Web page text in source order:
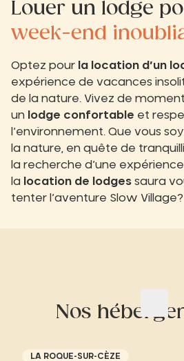
Louer un lodge
week-end
Optez pour la location d’un
expérience de vacances
de la nature. Vivez de
un
lodge confortable et
l’environnement. Que vous
la nature, en quête de
la recherche d’une expérience
la
location de lodges saura
tenter l’aventure Slow Village?
Nos
LA ROQUE-SUR-CÈZE